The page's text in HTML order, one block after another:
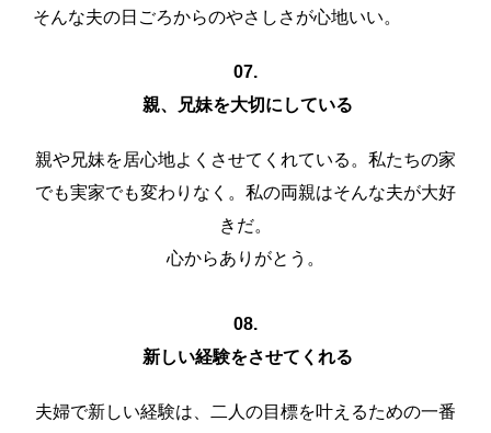
そんな夫の日ごろからのやさしさが心地いい。
07.
親、兄妹を大切にしている
親や兄妹を居心地よくさせてくれている。私たちの家
でも実家でも変わりなく。私の両親はそんな夫が大好
きだ。
心からありがとう。
08.
新しい経験をさせてくれる
夫婦で新しい経験は、二人の目標を叶えるための一番